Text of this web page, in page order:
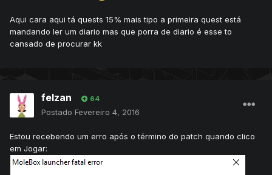
Aqui cara aqui tá quests 15% mais tipo a primeira quest está
mandando ler um diario mas que porra de diario é esse to
cansado de procurar kk
felzan 64
Postado Fevereiro 4, 2016
Estou recebendo um erro após o término do patch quando clico
em Jogar: